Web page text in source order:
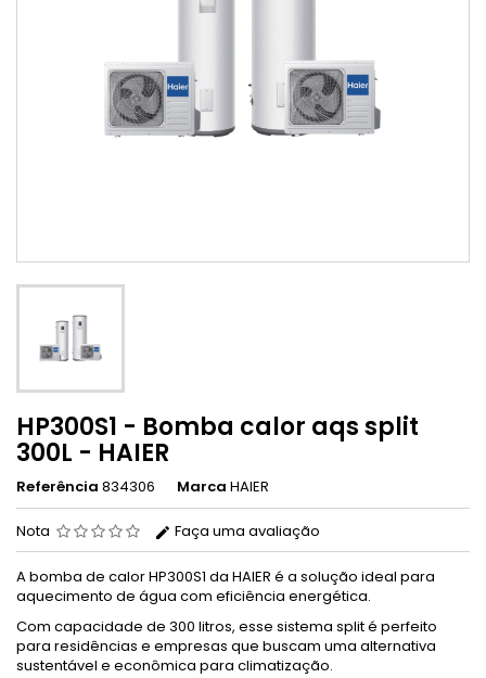
HP300S1 - Bomba calor aqs split
300L - HAIER
Referência 834306 Marca HAIER
Nota Faça uma avaliação
A bomba de calor HP300S1 da HAIER é a solução ideal para
aquecimento de água com eficiência energética.
Com capacidade de 300 litros, esse sistema split é perfeito
para residências e empresas que buscam uma alternativa
sustentável e econômica para climatização.